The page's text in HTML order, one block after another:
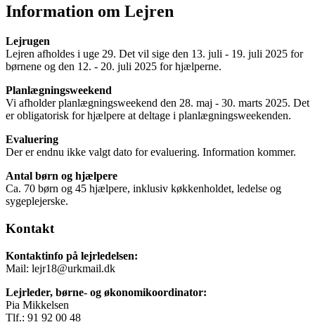
Information om Lejren
Lejrugen
Lejren afholdes i uge 29. Det vil sige den 13. juli - 19. juli 2025 for
børnene og den 12. - 20. juli 2025 for hjælperne.
Planlægningsweekend
Vi afholder planlægningsweekend den 28. maj - 30. marts 2025. Det
er obligatorisk for hjælpere at deltage i planlægningsweekenden.
Evaluering
Der er endnu ikke valgt dato for evaluering. Information kommer.
Antal børn og hjælpere
Ca. 70 børn og 45 hjælpere, inklusiv køkkenholdet, ledelse og
sygeplejerske.
Kontakt
Kontaktinfo på lejrledelsen:
Mail: lejr18@urkmail.dk
Lejrleder, børne- og økonomikoordinator:
Pia Mikkelsen
Tlf.: 91 92 00 48